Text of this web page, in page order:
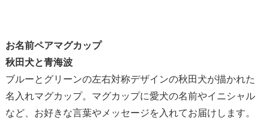
お名前ペアマグカップ
秋田犬と青海波
ブルーとグリーンの左右対称デザインの秋田犬が描かれた
名入れマグカップ。マグカップに愛犬の名前やイニシャル
など、お好きな言葉やメッセージを入れてお届けします。